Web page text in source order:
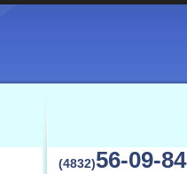
(4832)56-09-84